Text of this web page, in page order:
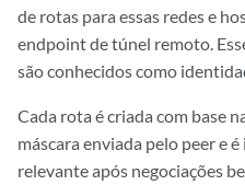
de rotas para essas redes e
endpoint de túnel remoto.
são conhecidos como
Cada rota é criada com base
máscara enviada pelo peer e
relevante após negociações